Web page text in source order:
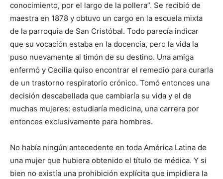
conocimiento, por el largo de la pollera”. Se recibió de
maestra en 1878 y obtuvo un cargo en la escuela mixta
de la parroquia de San Cristóbal. Todo parecía indicar
que su vocación estaba en la docencia, pero la vida la
puso nuevamente al timón de su destino. Una amiga
enfermó y Cecilia quiso encontrar el remedio para curarla
de un trastorno respiratorio crónico. Tomó entonces una
decisión descabellada que cambiaría su vida y el de
muchas mujeres: estudiaría medicina, una carrera por
entonces exclusivamente para hombres.
No había ningún antecedente en toda América Latina de
una mujer que hubiera obtenido el título de médica. Y si
bien no existía una prohibición explícita que impidiera la